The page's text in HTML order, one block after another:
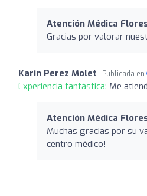
Atención Médica
Gracias por valorar
Karin Perez Molet Publicada en
Experiencia fantástica: Me
Atención Médica
Muchas gracias por su
centro médico!